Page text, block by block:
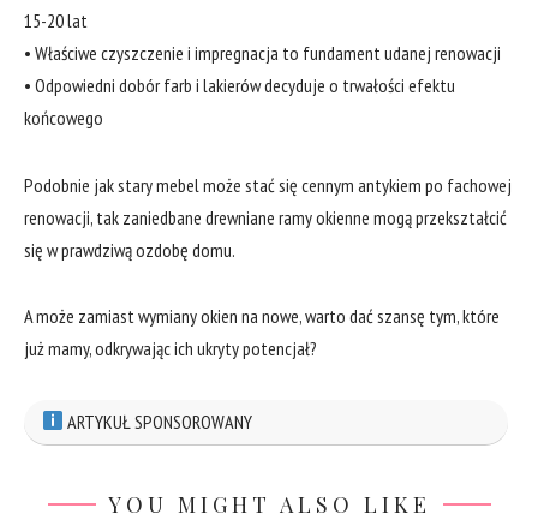
15-20 lat
• ⁤Właściwe czyszczenie i impregnacja to fundament udanej renowacji
•⁣ Odpowiedni dobór farb i lakierów decyduje o trwałości efektu
końcowego
Podobnie jak stary mebel może stać się‍ cennym antykiem⁢ po⁢ fachowej
​renowacji, tak ‍zaniedbane⁣ drewniane ramy okienne mogą przekształcić
się w prawdziwą ozdobę domu. ​
A może zamiast wymiany okien na ‌nowe, warto ​dać ⁣szansę tym, które
już‍ mamy, odkrywając ‌ich ukryty ⁤potencjał?
ARTYKUŁ SPONSOROWANY
YOU MIGHT ALSO LIKE